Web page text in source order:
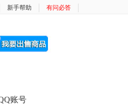
新手帮助 有问必答
账号